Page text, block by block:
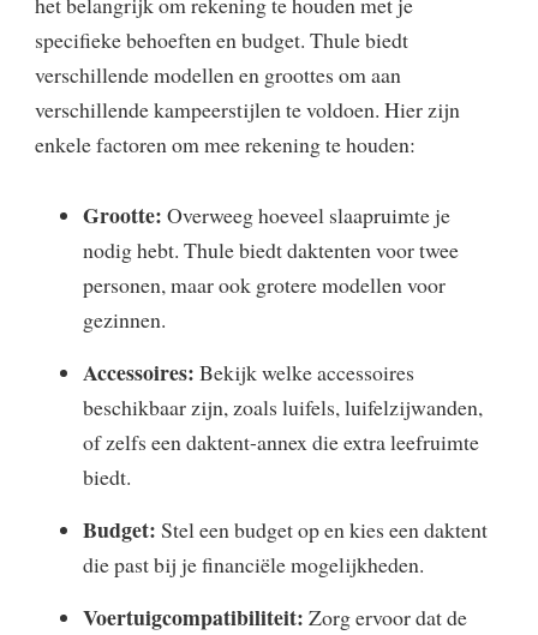
specifieke behoeften en budget. Thule biedt
verschillende modellen en groottes om aan
verschillende kampeerstijlen te voldoen. Hier zijn
enkele factoren om mee rekening te houden:
Grootte: Overweeg hoeveel slaapruimte je
nodig hebt. Thule biedt daktenten voor twee
personen, maar ook grotere modellen voor
gezinnen.
Accessoires: Bekijk welke accessoires
beschikbaar zijn, zoals luifels, luifelzijwanden,
of zelfs een daktent-annex die extra leefruimte
biedt.
Budget: Stel een budget op en kies een daktent
die past bij je financiële mogelijkheden.
Voertuigcompatibiliteit: Zorg ervoor dat de